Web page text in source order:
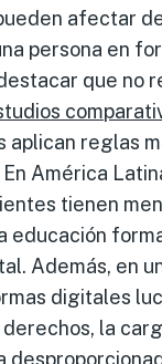
afectar
persona en
que no
aplican reglas
América
tienen
educación
Además, en
digitales
la